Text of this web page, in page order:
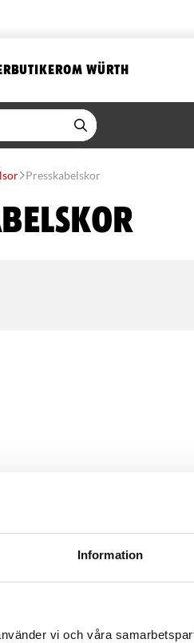
Information
vi och våra
BUTIKEROM WÜRTH
Presskabelskor
rund komprimerad (PEX)